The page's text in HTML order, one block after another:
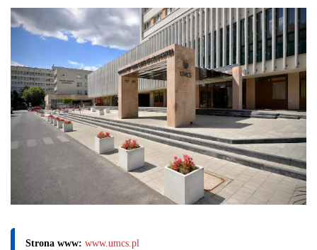
Strona www: www.umcs.pl